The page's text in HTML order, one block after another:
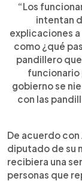
“Los
intentan
explicaciones
como ¿qué
pandillero
funcionario
gobierno se
con las
De acuerdo
diputado de su
recibiera una
personas que